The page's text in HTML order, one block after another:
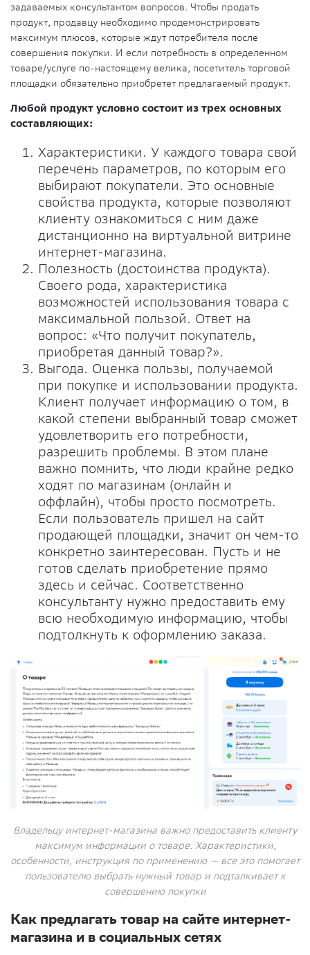
задаваемых консультантом вопросов. Чтобы продать
продукт, продавцу необходимо продемонстрировать
максимум плюсов, которые ждут потребителя после
совершения покупки. И если потребность в определенном
товаре/услуге по-настоящему велика, посетитель торговой
площадки обязательно приобретет предлагаемый продукт.
Любой продукт условно состоит из трех основных
составляющих:
Характеристики. У каждого товара свой
перечень параметров, по которым его
выбирают покупатели. Это основные
свойства продукта, которые позволяют
клиенту ознакомиться с ним даже
дистанционно на виртуальной витрине
интернет-магазина.
Полезность (достоинства продукта).
Своего рода, характеристика
возможностей использования товара с
максимальной пользой. Ответ на
вопрос: «Что получит покупатель,
приобретая данный товар?».
Выгода. Оценка пользы, получаемой
при покупке и использовании продукта.
Клиент получает информацию о том, в
какой степени выбранный товар сможет
удовлетворить его потребности,
разрешить проблемы. В этом плане
важно помнить, что люди крайне редко
ходят по магазинам (онлайн и
оффлайн), чтобы просто посмотреть.
Если пользователь пришел на сайт
продающей площадки, значит он чем-то
конкретно заинтересован. Пусть и не
готов сделать приобретение прямо
здесь и сейчас. Соответственно
консультанту нужно предоставить ему
всю необходимую информацию, чтобы
подтолкнуть к оформлению заказа.
Владельцу интернет-магазина важно предоставить клиенту
максимум информации о товаре. Характеристики,
особенности, инструкция по применению — все это помогает
пользователю выбрать нужный товар и подталкивает к
совершению покупки
Как предлагать товар на сайте интернет-
магазина и в социальных сетях